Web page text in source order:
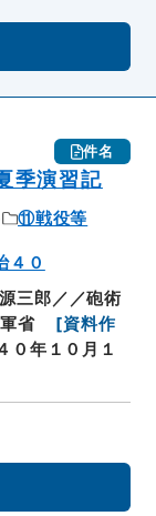
件名
季演習記
⑪戦役等
０
三郎／／砲術
省 [資料作
０年１０月１